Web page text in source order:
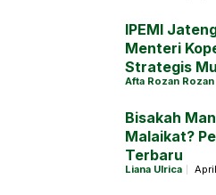
IPEMI
Menteri
Strategis
Afta Rozan Rozan
Bisakah
Malaikat?
Terbaru
Liana Ulrica